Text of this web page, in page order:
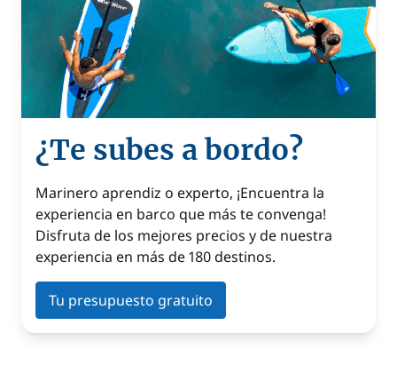
¿Te subes a bordo?
Marinero aprendiz o experto, ¡Encuentra la
experiencia en barco que más te convenga!
Disfruta de los mejores precios y de nuestra
experiencia en más de 180 destinos.
Tu presupuesto gratuito